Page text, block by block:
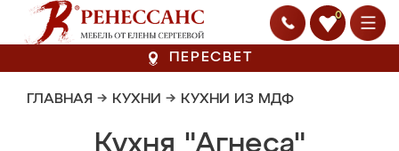
0
ПЕРЕСВЕТ
ГЛАВНАЯ → КУХНИ → КУХНИ ИЗ МДФ
Кухня "Агнеса"